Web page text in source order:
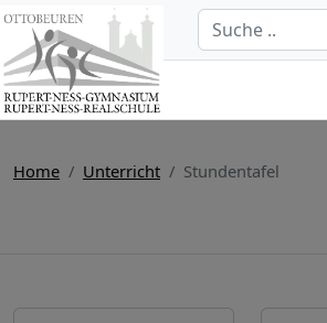
Home Unterricht Stundentafel